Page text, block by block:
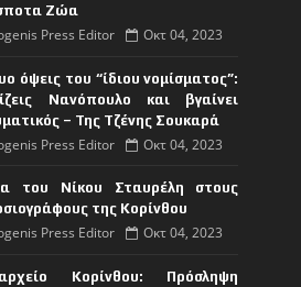
Ζώα
Press Editor Οκτ 04, 2023
όψεις του “ίδιου νομίσματος”:
Νανόπουλο και βγαίνει
– Της Τζένης Σουκαρά
Press Editor Οκτ 04, 2023
του Νίκου Σταυρέλη στους
της Κορίνθου
Press Editor Οκτ 04, 2023
Κορίνθου: Πρόσληψη